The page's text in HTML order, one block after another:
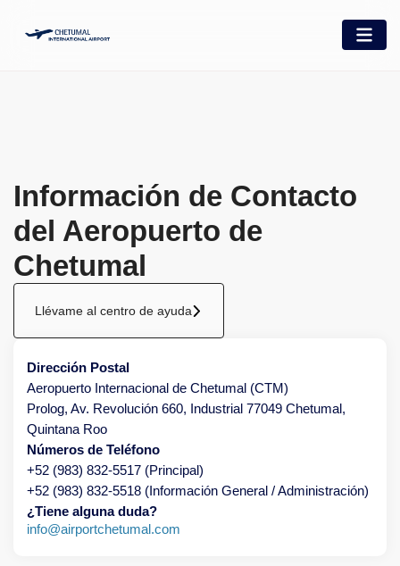
Información de Contacto
del Aeropuerto de
Chetumal
Llévame al centro de ayuda
Dirección Postal
Aeropuerto Internacional de Chetumal (CTM)
Prolog, Av. Revolución 660, Industrial 77049 Chetumal,
Quintana Roo
Números de Teléfono
+52 (983) 832-5517 (Principal)
+52 (983) 832-5518 (Información General / Administración)
¿Tiene alguna duda?
info@airportchetumal.com